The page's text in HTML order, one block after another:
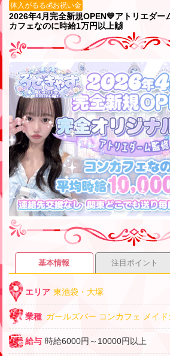
体入がるる💰お祝い金
2026年4月完全新規OPEN💙アトリエダー
カフェなのに時給1万円以上🙌
基本情報 注目ポイント
エリア 東池袋・大塚
業種 ガールズバー コンカフェ メイ
給与 時給6000円～10000円以上